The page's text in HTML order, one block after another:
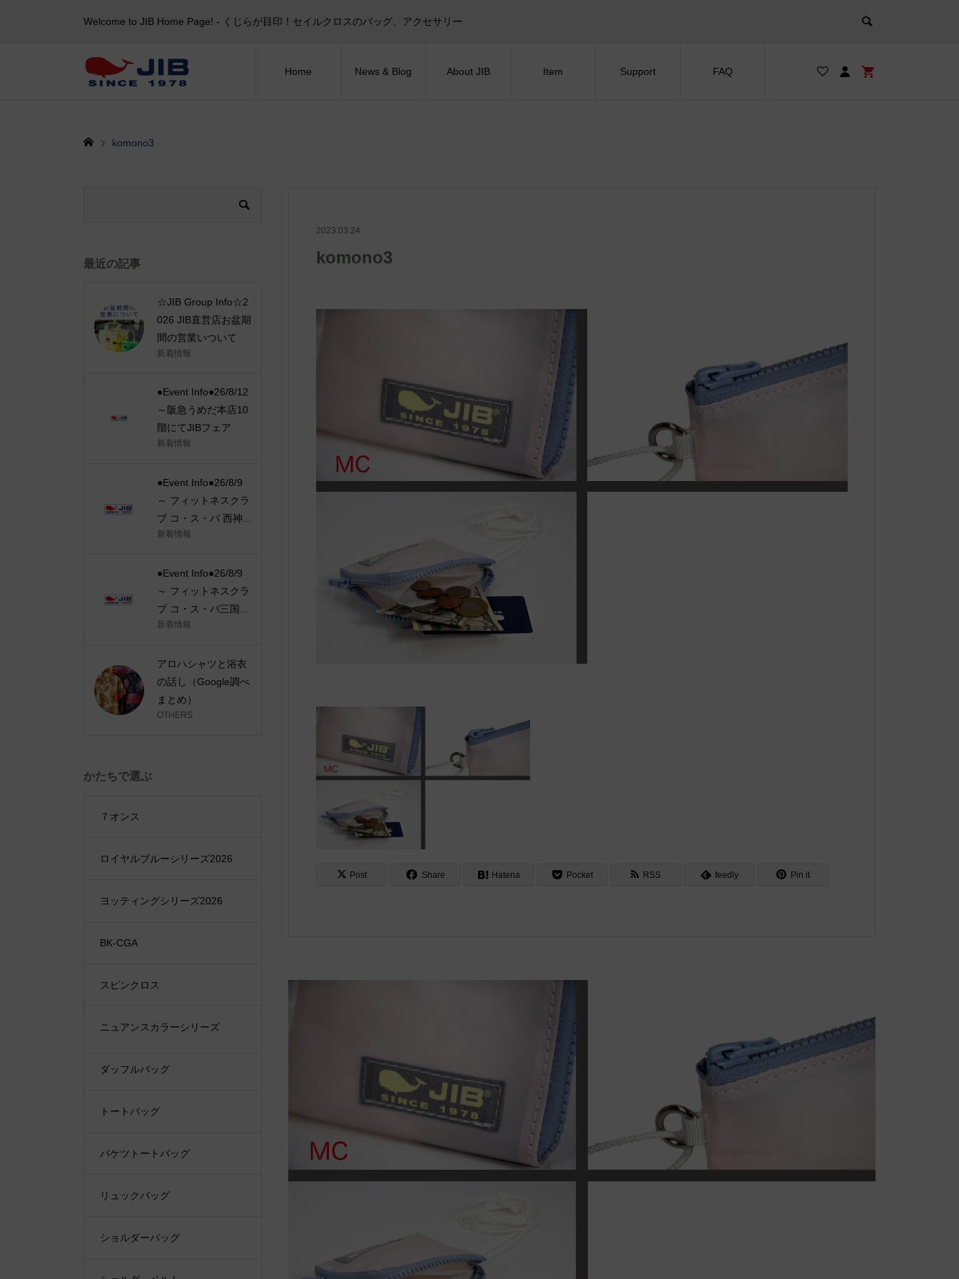
Welcome to JIB Home Page! ‐ くじらが目印！セイルクロスのバッグ、アクセサリー
Home News & Blog About JIB Item Support FAQ
komono3
2023.03.24
komono3
Post Share Hatena Pocket RSS feedly Pin it
最近の記事
☆JIB Group Info☆2
026 JIB直営店お盆期
間の営業いついて
新着情報
●Event Info●26/8/12
～阪急うめだ本店10
階にてJIBフェア
新着情報
●Event Info●26/8/9
～ フィットネスクラ
ブ コ・ス・パ 西神...
新着情報
●Event Info●26/8/9
～ フィットネスクラ
ブ コ・ス・パ三国...
新着情報
アロハシャツと浴衣
の話し（Google調べ
まとめ）
OTHERS
かたちで選ぶ
７オンス
ロイヤルブルーシリーズ2026
ヨッティングシリーズ2026
BK-CGA
スピンクロス
ニュアンスカラーシリーズ
ダッフルバッグ
トートバッグ
バケツトートバッグ
リュックバッグ
ショルダーバッグ